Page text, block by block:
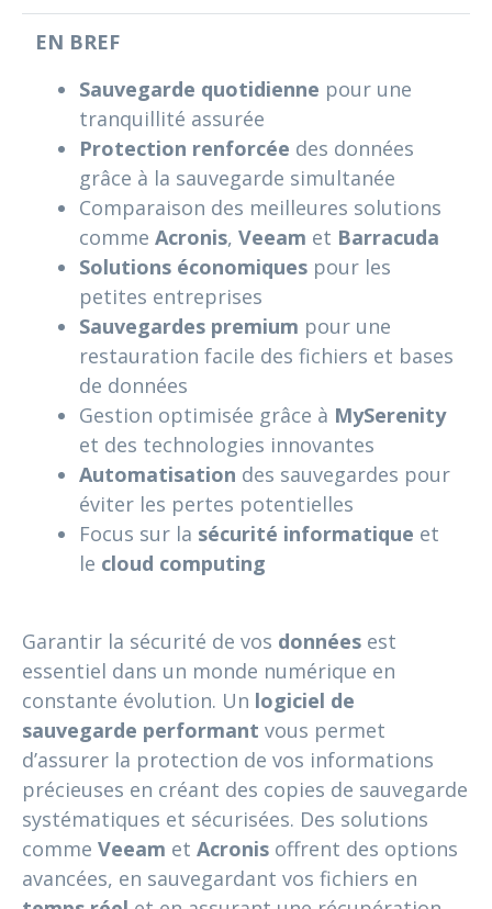
EN BREF
Sauvegarde quotidienne pour une
tranquillité assurée
Protection renforcée des données
grâce à la sauvegarde simultanée
Comparaison des meilleures solutions
comme Acronis, Veeam et Barracuda
Solutions économiques pour les
petites entreprises
Sauvegardes premium pour une
restauration facile des fichiers et bases
de données
Gestion optimisée grâce à MySerenity
et des technologies innovantes
Automatisation des sauvegardes pour
éviter les pertes potentielles
Focus sur la sécurité informatique et
le cloud computing
Garantir la sécurité de vos données est
essentiel dans un monde numérique en
constante évolution. Un logiciel de
sauvegarde performant vous permet
d’assurer la protection de vos informations
précieuses en créant des copies de sauvegarde
systématiques et sécurisées. Des solutions
comme Veeam et Acronis offrent des options
avancées, en sauvegardant vos fichiers en